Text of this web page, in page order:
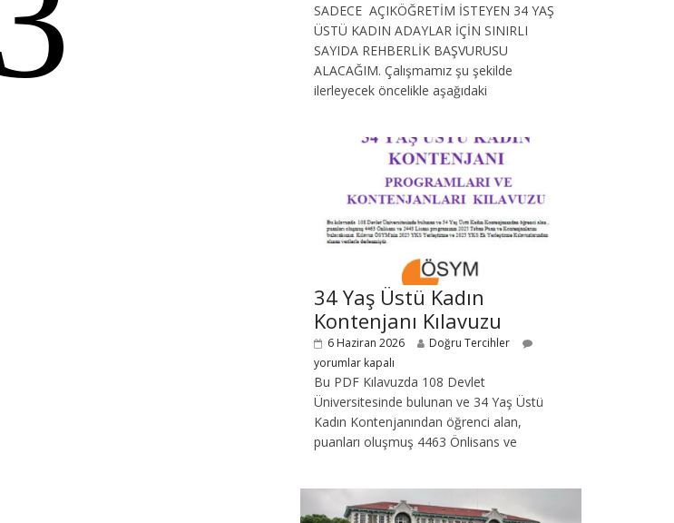
SADECE AÇIKÖĞRETİM İSTEYEN 34 YAŞ
ÜSTÜ KADIN ADAYLAR İÇİN SINIRLI
SAYIDA REHBERLİK BAŞVURUSU
ALACAĞIM. Çalışmamız şu şekilde
ilerleyecek öncelikle aşağıdaki
34 Yaş Üstü Kadın
Kontenjanı Kılavuzu
6 Haziran 2026
Doğru Tercihler
yorumlar kapalı
Bu PDF Kılavuzda 108 Devlet
Üniversitesinde bulunan ve 34 Yaş Üstü
Kadın Kontenjanından öğrenci alan,
puanları oluşmuş 4463 Önlisans ve